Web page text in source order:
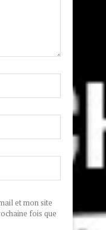
et mon site
fois que